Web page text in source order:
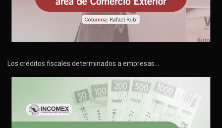
Los créditos fiscales determinados a empresas…